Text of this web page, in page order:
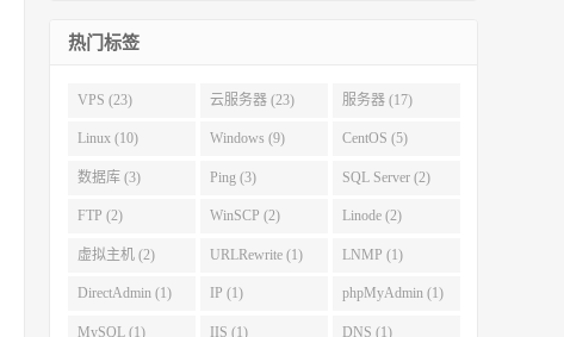
热门标签
VPS (23) 云服务器 (23) 服务器 (17)
Linux (10) Windows (9) CentOS (5)
数据库 (3) Ping (3) SQL Server (2)
FTP (2) WinSCP (2) Linode (2)
虚拟主机 (2) URLRewrite (1) LNMP (1)
DirectAdmin (1) IP (1) phpMyAdmin (1)
MySQL (1) IIS (1) DNS (1)